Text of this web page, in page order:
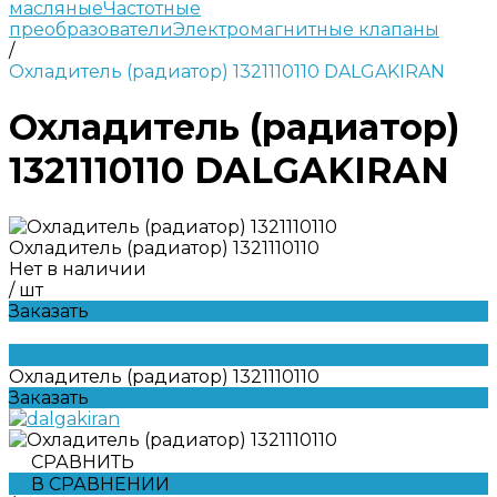
масляныеЧастотные
преобразователиЭлектромагнитные клапаны
/
Охладитель (радиатор) 1321110110 DALGAKIRAN
Охладитель (радиатор)
1321110110 DALGAKIRAN
Охладитель (радиатор) 1321110110
Нет в наличии
/ шт
Заказать
Охладитель (радиатор) 1321110110
Заказать
СРАВНИТЬ
В СРАВНЕНИИ